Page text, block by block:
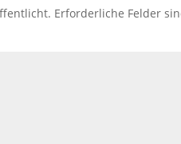
Erforderliche Felder